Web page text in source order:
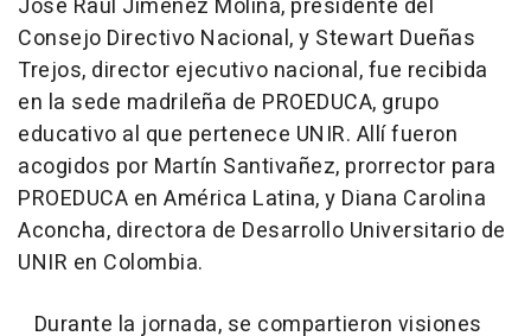
José Raúl Jiménez Molina, presidente del
Consejo Directivo Nacional, y Stewart Dueñas
Trejos, director ejecutivo nacional, fue recibida
en la sede madrileña de PROEDUCA, grupo
educativo al que pertenece UNIR. Allí fueron
acogidos por Martín Santivañez, prorrector para
PROEDUCA en América Latina, y Diana Carolina
Aconcha, directora de Desarrollo Universitario de
UNIR en Colombia.
Durante la jornada, se compartieron visiones